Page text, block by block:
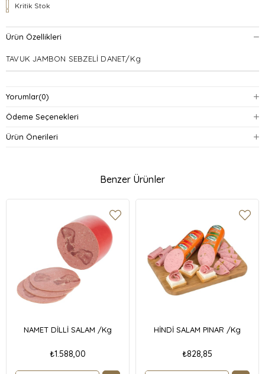
Kritik Stok
Ürün Özellikleri
TAVUK JAMBON SEBZELİ DANET/Kg
Yorumlar(0)
Ödeme Seçenekleri
Ürün Önerileri
Benzer Ürünler
NAMET DİLLİ SALAM /Kg
₺1.588,00
HİNDİ SALAM PINAR /Kg
₺828,85